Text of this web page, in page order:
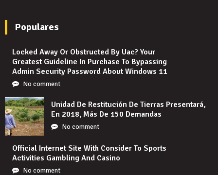
Populares
Locked Away Or Obstructed By Uac? Your
Greatest Guideline In Purchase To Bypassing
Admin Security Password About Windows 11
No comment
Unidad De Restitución De Tierras Presentará,
En 2018, Más De 150 Demandas
No comment
Official Internet Site With Consider To Sports
Activities Gambling And Casino
No comment